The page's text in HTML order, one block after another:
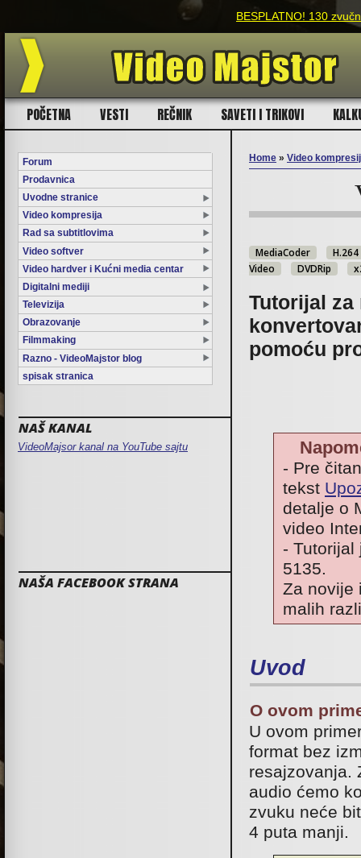
BESPLATNO! 130
POČETNA VESTI REČNIK SAVETI I TRIKOVI
Forum
Prodavnica
Uvodne stranice
Video kompresija
Rad sa subtitlovima
Video softver
Video hardver i Kućni media centar
Digitalni mediji
Televizija
Obrazovanje
Filmmaking
Razno - VideoMajstor blog
spisak stranica
NAŠ KANAL
VideoMajsor kanal na YouTube sajtu
NAŠA FACEBOOK STRANA
Home » Video
MediaCoder
H.264
Video
DVDRip
Tutorijal
pomoću
- Pre
tekst
detalje o
video
- Tutorijal
5135.
Za novije
malih
Uvod
O ovom
U ovom
format bez
resajzovanja.
audio ćemo
zvuku neće
4 puta manji.